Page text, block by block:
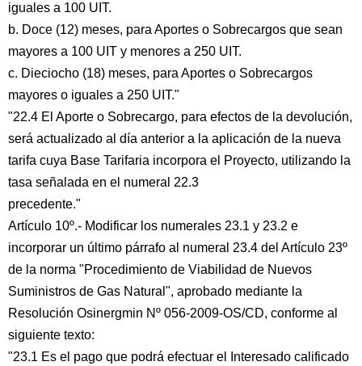
iguales a 100 UIT.
b. Doce (12) meses, para Aportes o Sobrecargos que sean
mayores a 100 UIT y menores a 250 UIT.
c. Dieciocho (18) meses, para Aportes o Sobrecargos
mayores o iguales a 250 UIT."
"22.4 El Aporte o Sobrecargo, para efectos de la devolución,
será actualizado al día anterior a la aplicación de la nueva
tarifa cuya Base Tarifaria incorpora el Proyecto, utilizando la
tasa señalada en el numeral 22.3
precedente."
Artículo 10º.- Modificar los numerales 23.1 y 23.2 e
incorporar un último párrafo al numeral 23.4 del Artículo 23º
de la norma "Procedimiento de Viabilidad de Nuevos
Suministros de Gas Natural", aprobado mediante la
Resolución Osinergmin Nº 056-2009-OS/CD, conforme al
siguiente texto:
"23.1 Es el pago que podrá efectuar el Interesado calificado